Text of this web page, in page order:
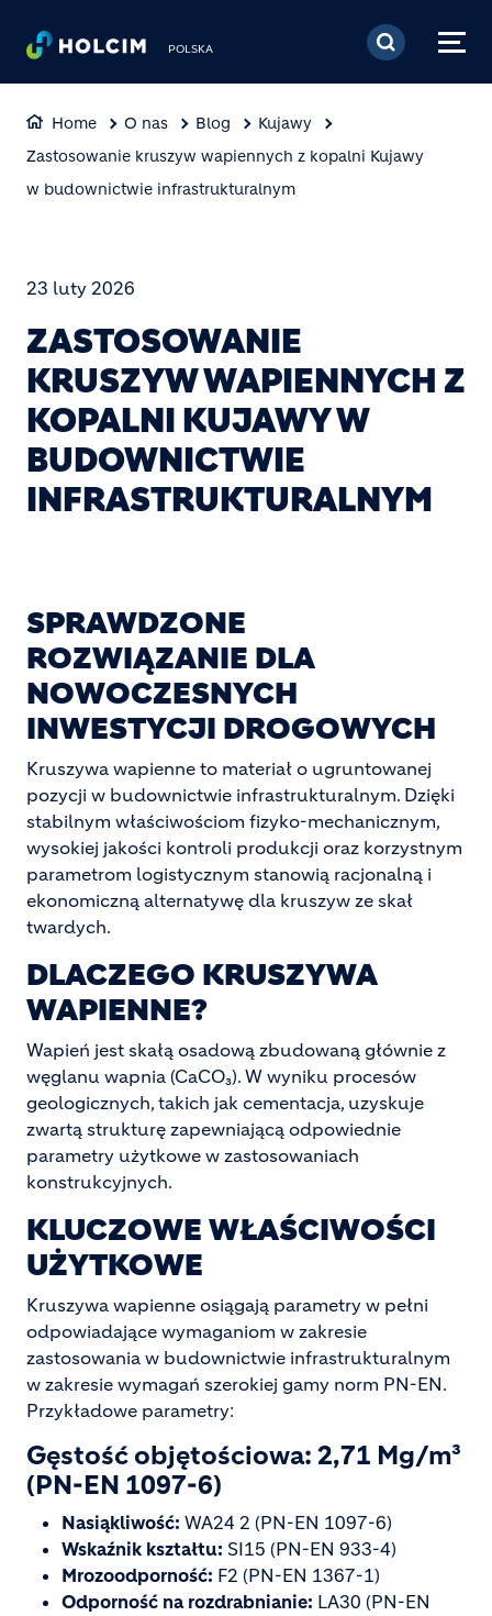
Przejdź do treści
POLSKA
Home O nas Blog
Kujawy
Zastosowanie kruszyw wapiennych z kopalni Kujawy
w budownictwie infrastrukturalnym
23 luty 2026
ZASTOSOWANIE
KRUSZYW WAPIENNYCH Z
KOPALNI KUJAWY W
BUDOWNICTWIE
INFRASTRUKTURALNYM
SPRAWDZONE
ROZWIĄZANIE DLA
NOWOCZESNYCH
INWESTYCJI DROGOWYCH
Kruszywa wapienne to materiał o ugruntowanej
pozycji w budownictwie infrastrukturalnym. Dzięki
stabilnym właściwościom fizyko-mechanicznym,
wysokiej jakości kontroli produkcji oraz korzystnym
parametrom logistycznym stanowią racjonalną i
ekonomiczną alternatywę dla kruszyw ze skał
twardych.
DLACZEGO KRUSZYWA
WAPIENNE?
Wapień jest skałą osadową zbudowaną głównie z
węglanu wapnia (CaCO₃). W wyniku procesów
geologicznych, takich jak cementacja, uzyskuje
zwartą strukturę zapewniającą odpowiednie
parametry użytkowe w zastosowaniach
konstrukcyjnych.
KLUCZOWE WŁAŚCIWOŚCI
UŻYTKOWE
Kruszywa wapienne osiągają parametry w pełni
odpowiadające wymaganiom w zakresie
zastosowania w budownictwie infrastrukturalnym
w zakresie wymagań szerokiej gamy norm PN-EN.
Przykładowe parametry:
Gęstość objętościowa: 2,71 Mg/m³
(PN-EN 1097-6)
Nasiąkliwość: WA24 2 (PN-EN 1097-6)
Wskaźnik kształtu: SI15 (PN-EN 933-4)
Mrozoodporność: F2 (PN-EN 1367-1)
Odporność na rozdrabnianie: LA30 (PN-EN